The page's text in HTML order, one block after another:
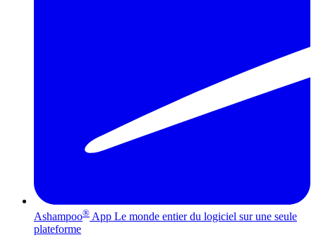
Ashampoo® App Le monde entier du logiciel sur une seule
plateforme